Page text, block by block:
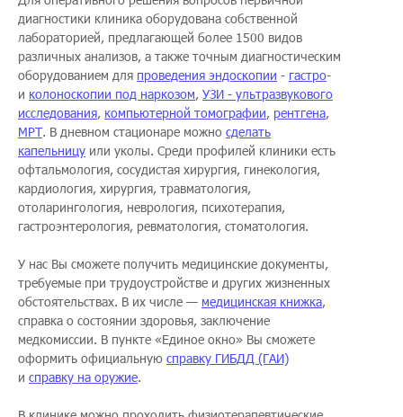
диагностики клиника оборудована собственной
лабораторией, предлагающей более 1500 видов
различных анализов, а также точным диагностическим
оборудованием для проведения эндоскопии - гастро-
и колоноскопии под наркозом, УЗИ - ультразвукового
исследования, компьютерной томографии, рентгена,
МРТ. В дневном стационаре можно сделать
капельницу или уколы. Среди профилей клиники есть
офтальмология, сосудистая хирургия, гинекология,
кардиология, хирургия, травматология,
отоларингология, неврология, психотерапия,
гастроэнтерология, ревматология, стоматология.
У нас Вы сможете получить медицинские документы,
требуемые при трудоустройстве и других жизненных
обстоятельствах. В их числе — медицинская книжка,
справка о состоянии здоровья, заключение
медкомиссии. В пункте «Единое окно» Вы сможете
оформить официальную справку ГИБДД (ГАИ)
и справку на оружие.